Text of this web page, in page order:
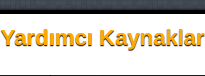
Yardımcı Kaynaklar